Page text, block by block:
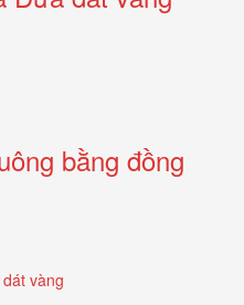
bằng đồng